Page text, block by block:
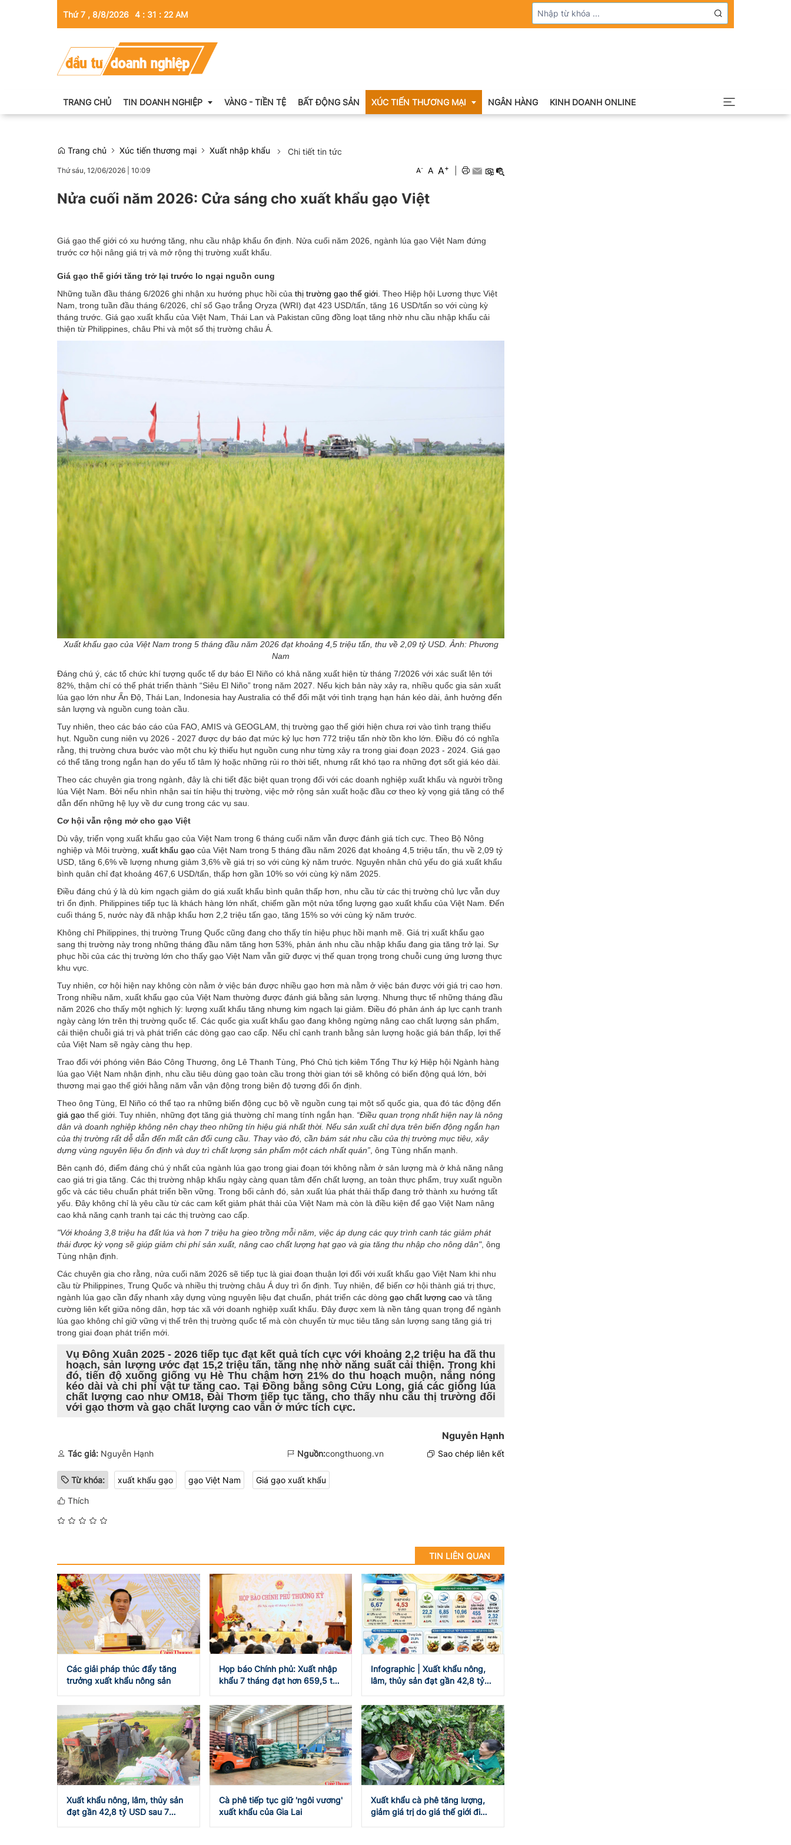
Thứ 7 , 8/8/2026 4 : 31 : 23 AM
TRANG CHỦ TIN DOANH NGHIỆP
Thông tin doanh nghiệp
Kinh tế tài chính
VÀNG - TIỀN TỆ BẤT ĐỘNG SẢN XÚC TIẾN THƯƠNG MẠI
Hội chợ triển lãm
NGÂN HÀNG KINH DOANH ONLINE
Trang chủ Xúc tiến thương mại Xuất nhập khẩu Chi tiết tin tức
Thứ sáu, 12/06/2026 10:09 A- A A+
Nửa cuối năm 2026: Cửa sáng cho xuất khẩu gạo Việt
Giá gạo thế giới có xu hướng tăng, nhu cầu nhập khẩu ổn định. Nửa cuối năm 2026, ngành lúa gạo Việt Nam đứng
trước cơ hội nâng giá trị và mở rộng thị trường xuất khẩu.
Giá gạo thế giới tăng trở lại trước lo ngại nguồn cung
Những tuần đầu tháng 6/2026 ghi nhận xu hướng phục hồi của thị trường gạo thế giới . Theo Hiệp hội Lương thực Việt
Nam, trong tuần đầu tháng 6/2026, chỉ số Gạo trắng Oryza (WRI) đạt 423 USD/tấn, tăng 16 USD/tấn so với cùng kỳ
tháng trước. Giá gạo xuất khẩu của Việt Nam, Thái Lan và Pakistan cũng đồng loạt tăng nhờ nhu cầu nhập khẩu cải
thiện từ Philippines, châu Phi và một số thị trường châu Á.
Xuất khẩu gạo của Việt Nam trong 5 tháng đầu năm 2026 đạt khoảng 4,5 triệu tấn, thu về 2,09 tỷ USD. Ảnh: Phương
Nam
Đáng chú ý, các tổ chức khí tượng quốc tế dự báo El Niño có khả năng xuất hiện từ tháng 7/2026 với xác suất lên tới
82%, thậm chí có thể phát triển thành “Siêu El Niño” trong năm 2027. Nếu kịch bản này xảy ra, nhiều quốc gia sản xuất
lúa gạo lớn như Ấn Độ, Thái Lan, Indonesia hay Australia có thể đối mặt với tình trạng hạn hán kéo dài, ảnh hưởng đến
sản lượng và nguồn cung toàn cầu.
Tuy nhiên, theo các báo cáo của FAO, AMIS và GEOGLAM, thị trường gạo thế giới hiện chưa rơi vào tình trạng thiếu
hụt. Nguồn cung niên vụ 2026 - 2027 được dự báo đạt mức kỷ lục hơn 772 triệu tấn nhờ tồn kho lớn. Điều đó có nghĩa
rằng, thị trường chưa bước vào một chu kỳ thiếu hụt nguồn cung như từng xảy ra trong giai đoạn 2023 - 2024. Giá gạo
có thể tăng trong ngắn hạn do yếu tố tâm lý hoặc những rủi ro thời tiết, nhưng rất khó tạo ra những đợt sốt giá kéo dài.
Theo các chuyên gia trong ngành, đây là chi tiết đặc biệt quan trọng đối với các doanh nghiệp xuất khẩu và người trồng
lúa Việt Nam. Bởi nếu nhìn nhận sai tín hiệu thị trường, việc mở rộng sản xuất hoặc đầu cơ theo kỳ vọng giá tăng có thể
dẫn đến những hệ lụy về dư cung trong các vụ sau.
Cơ hội vẫn rộng mở cho gạo Việt
Dù vậy, triển vọng xuất khẩu gạo của Việt Nam trong 6 tháng cuối năm vẫn được đánh giá tích cực. Theo Bộ Nông
nghiệp và Môi trường, xuất khẩu gạo của Việt Nam trong 5 tháng đầu năm 2026 đạt khoảng 4,5 triệu tấn, thu về 2,09 tỷ
USD, tăng 6,6% về lượng nhưng giảm 3,6% về giá trị so với cùng kỳ năm trước. Nguyên nhân chủ yếu do giá xuất khẩu
bình quân chỉ đạt khoảng 467,6 USD/tấn, thấp hơn gần 10% so với cùng kỳ năm 2025.
Điều đáng chú ý là dù kim ngạch giảm do giá xuất khẩu bình quân thấp hơn, nhu cầu từ các thị trường chủ lực vẫn duy
trì ổn định. Philippines tiếp tục là khách hàng lớn nhất, chiếm gần một nửa tổng lượng gạo xuất khẩu của Việt Nam. Đến
cuối tháng 5, nước này đã nhập khẩu hơn 2,2 triệu tấn gạo, tăng 15% so với cùng kỳ năm trước.
Không chỉ Philippines, thị trường Trung Quốc cũng đang cho thấy tín hiệu phục hồi mạnh mẽ. Giá trị xuất khẩu gạo
sang thị trường này trong những tháng đầu năm tăng hơn 53%, phản ánh nhu cầu nhập khẩu đang gia tăng trở lại. Sự
phục hồi của các thị trường lớn cho thấy gạo Việt Nam vẫn giữ được vị thế quan trọng trong chuỗi cung ứng lương thực
khu vực.
Tuy nhiên, cơ hội hiện nay không còn nằm ở việc bán được nhiều gạo hơn mà nằm ở việc bán được với giá trị cao hơn.
Trong nhiều năm, xuất khẩu gạo của Việt Nam thường được đánh giá bằng sản lượng. Nhưng thực tế những tháng đầu
năm 2026 cho thấy một nghịch lý: lượng xuất khẩu tăng nhưng kim ngạch lại giảm. Điều đó phản ánh áp lực cạnh tranh
ngày càng lớn trên thị trường quốc tế. Các quốc gia xuất khẩu gạo đang không ngừng nâng cao chất lượng sản phẩm,
cải thiện chuỗi giá trị và phát triển các dòng gạo cao cấp. Nếu chỉ cạnh tranh bằng sản lượng hoặc giá bán thấp, lợi thế
của Việt Nam sẽ ngày càng thu hẹp.
Trao đổi với phóng viên Báo Công Thương, ông Lê Thanh Tùng, Phó Chủ tịch kiêm Tổng Thư ký Hiệp hội Ngành hàng
lúa gạo Việt Nam nhận định, nhu cầu tiêu dùng gạo toàn cầu trong thời gian tới sẽ không có biến động quá lớn, bởi
thương mại gạo thế giới hằng năm vẫn vận động trong biên độ tương đối ổn định.
Theo ông Tùng, El Niño có thể tạo ra những biến động cục bộ về nguồn cung tại một số quốc gia, qua đó tác động đến
giá gạo thế giới. Tuy nhiên, những đợt tăng giá thường chỉ mang tính ngắn hạn. “Điều quan trọng nhất hiện nay là nông
dân và doanh nghiệp không nên chạy theo những tín hiệu giá nhất thời. Nếu sản xuất chỉ dựa trên biến động ngắn hạn
của thị trường rất dễ dẫn đến mất cân đối cung cầu. Thay vào đó, cần bám sát nhu cầu của thị trường mục tiêu, xây
dựng vùng nguyên liệu ổn định và duy trì chất lượng sản phẩm một cách nhất quán”, ông Tùng nhấn mạnh.
Bên cạnh đó, điểm đáng chú ý nhất của ngành lúa gạo trong giai đoạn tới không nằm ở sản lượng mà ở khả năng nâng
cao giá trị gia tăng. Các thị trường nhập khẩu ngày càng quan tâm đến chất lượng, an toàn thực phẩm, truy xuất nguồn
gốc và các tiêu chuẩn phát triển bền vững. Trong bối cảnh đó, sản xuất lúa phát thải thấp đang trở thành xu hướng tất
yếu. Đây không chỉ là yêu cầu từ các cam kết giảm phát thải của Việt Nam mà còn là điều kiện để gạo Việt Nam nâng
cao khả năng cạnh tranh tại các thị trường cao cấp.
"Với khoảng 3,8 triệu ha đất lúa và hơn 7 triệu ha gieo trồng mỗi năm, việc áp dụng các quy trình canh tác giảm phát
thải được kỳ vọng sẽ giúp giảm chi phí sản xuất, nâng cao chất lượng hạt gạo và gia tăng thu nhập cho nông dân", ông
Tùng nhận định.
Các chuyên gia cho rằng, nửa cuối năm 2026 sẽ tiếp tục là giai đoạn thuận lợi đối với xuất khẩu gạo Việt Nam khi nhu
cầu từ Philippines, Trung Quốc và nhiều thị trường châu Á duy trì ổn định. Tuy nhiên, để biến cơ hội thành giá trị thực,
ngành lúa gạo cần đẩy nhanh xây dựng vùng nguyên liệu đạt chuẩn, phát triển các dòng gạo chất lượng cao và tăng
cường liên kết giữa nông dân, hợp tác xã với doanh nghiệp xuất khẩu. Đây được xem là nền tảng quan trọng để ngành
lúa gạo không chỉ giữ vững vị thế trên thị trường quốc tế mà còn chuyển từ mục tiêu tăng sản lượng sang tăng giá trị
trong giai đoạn phát triển mới.
Vụ Đông Xuân 2025 - 2026 tiếp tục đạt kết quả tích cực với khoảng 2,2 triệu ha đã thu
hoạch, sản lượng ước đạt 15,2 triệu tấn, tăng nhẹ nhờ năng suất cải thiện. Trong khi
đó, tiến độ xuống giống vụ Hè Thu chậm hơn 21% do thu hoạch muộn, nắng nóng
kéo dài và chi phí vật tư tăng cao. Tại Đồng bằng sông Cửu Long, giá các giống lúa
chất lượng cao như OM18, Đài Thơm tiếp tục tăng, cho thấy nhu cầu thị trường đối
với gạo thơm và gạo chất lượng cao vẫn ở mức tích cực.
Nguyễn Hạnh
Tác giả: Nguyễn Hạnh Nguồn:congthuong.vn Sao chép liên kết
Từ khóa: xuất khẩu gạo gạo Việt Nam Giá gạo xuất khẩu
Thích
TIN LIÊN QUAN
Các giải pháp thúc đẩy tăng
trưởng xuất khẩu nông sản
Họp báo Chính phủ: Xuất nhập
khẩu 7 tháng đạt hơn 659,5 tỷ
Infographic | Xuất khẩu nông,
lâm, thủy sản đạt gần 42,8 tỷ
Xuất khẩu nông, lâm, thủy sản
đạt gần 42,8 tỷ USD sau 7
Cà phê tiếp tục giữ 'ngôi vương'
xuất khẩu của Gia Lai
Xuất khẩu cà phê tăng lượng,
giảm giá trị do giá thế giới đi